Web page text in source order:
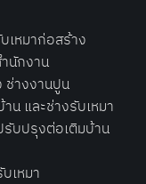
เหมาก่อสร้าง
นักงาน
ช่างงานปูน
น และช่างรับเหมา
รับปรุงต่อเติมบ้าน
เหมา